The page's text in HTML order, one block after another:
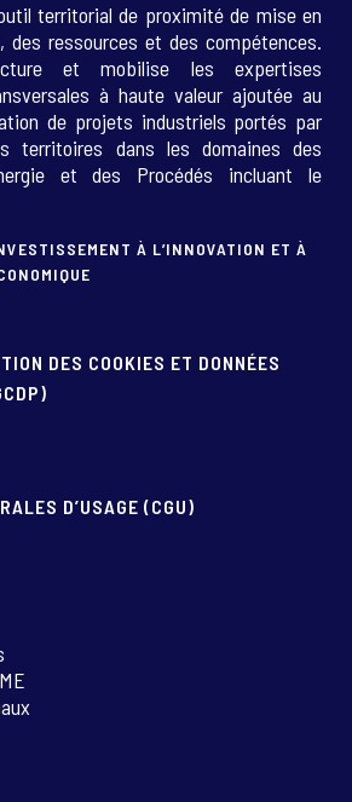
territorial de proximité de mise en
des ressources et des compétences.
et mobilise les expertises
à haute valeur ajoutée au
de projets industriels portés par
territoires dans les domaines des
et des Procédés incluant le
À L’INNOVATION ET À
DES COOKIES ET DONNÉES
D’USAGE (CGU)